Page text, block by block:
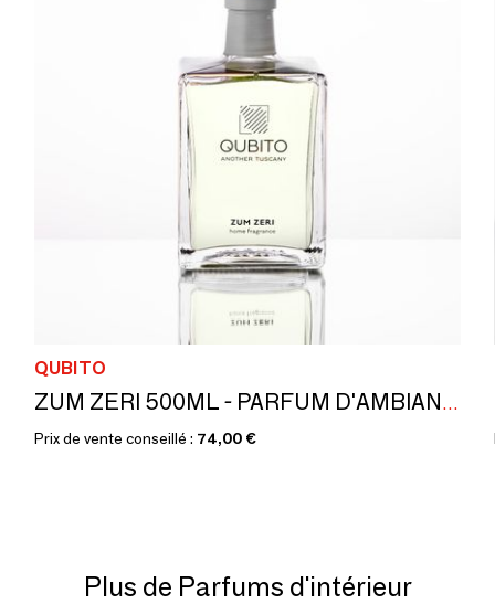
QUBITO
ZUM ZERI 500ML - PARFUM D'AMBIANCE (BÂTONNETS) MADE IN ITALY
Prix de vente conseillé : 74,00 €
Plus de Parfums d'intérieur